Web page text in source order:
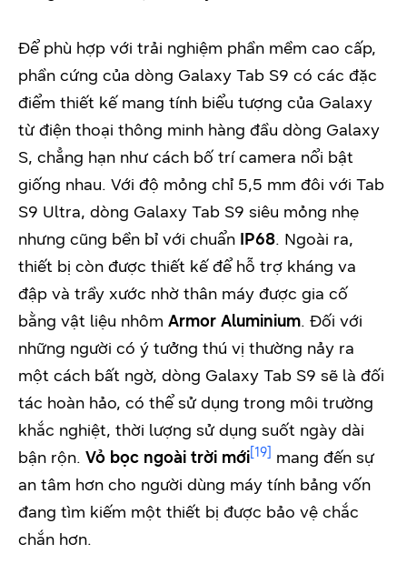
Để phù hợp với trải nghiệm phần mềm cao cấp,
phần cứng của dòng Galaxy Tab S9 có các đặc
điểm thiết kế mang tính biểu tượng của Galaxy
từ điện thoại thông minh hàng đầu dòng Galaxy
S, chẳng hạn như cách bố trí camera nổi bật
giống nhau. Với độ mỏng chỉ 5,5 mm đôi với Tab
S9 Ultra, dòng Galaxy Tab S9 siêu mỏng nhẹ
nhưng cũng bền bỉ với chuẩn IP68. Ngoài ra,
thiết bị còn được thiết kế để hỗ trợ kháng va
đập và trầy xước nhờ thân máy được gia cố
bằng vật liệu nhôm Armor Aluminium. Đối với
những người có ý tưởng thú vị thường nảy ra
một cách bất ngờ, dòng Galaxy Tab S9 sẽ là đối
tác hoàn hảo, có thể sử dụng trong môi trường
khắc nghiệt, thời lượng sử dụng suốt ngày dài
bận rộn. Vỏ bọc ngoài trời mới[19] mang đến sự
an tâm hơn cho người dùng máy tính bảng vốn
đang tìm kiếm một thiết bị được bảo vệ chắc
chắn hơn.